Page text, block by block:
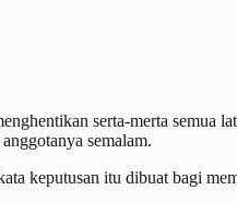
serta-merta semua
semalam.
keputusan itu dibuat bagi